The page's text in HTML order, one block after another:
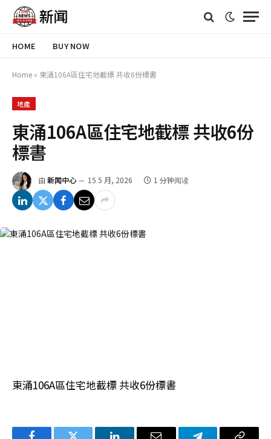
HOME BUY NOW
Home » 東涌106A區住宅地截標 共收6份標書
地產
東涌106A區住宅地截標 共收6份
標書
由 新闻中心 15 5 月, 2026 1 分钟阅读
東涌106A區住宅地截標 共收6份標書